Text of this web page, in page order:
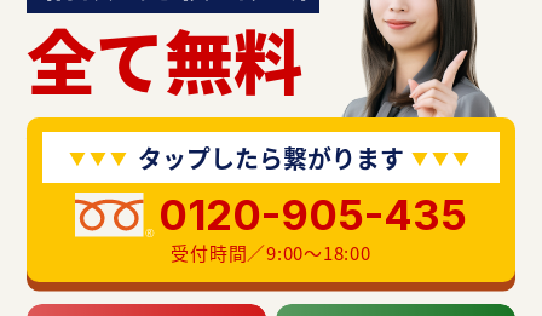
全て無料
タップしたら繋がります
0120-905-435
受付時間／9:00〜18:00